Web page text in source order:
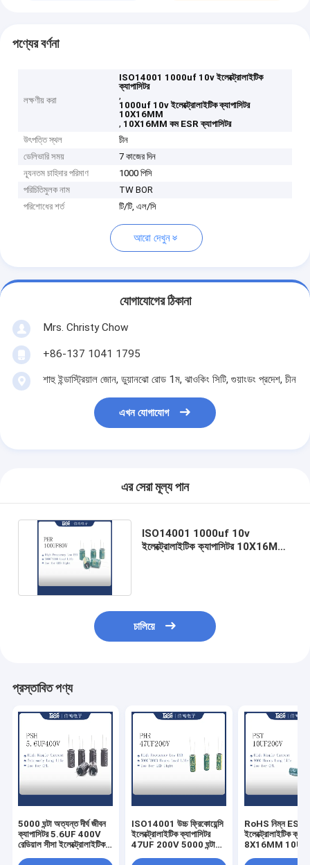
পণ্যের বর্ণনা
লক্ষণীয় করা
ISO14001 1000uf 10v ইলেক্ট্রোলাইটিক
ক্যাপাসিটর
,
1000uf 10v ইলেক্ট্রোলাইটিক ক্যাপাসিটর
10X16MM
, 10X16MM কম ESR ক্যাপাসিটর
উৎপত্তি স্থল
চীন
ডেলিভারি সময়
7 কাজের দিন
ন্যূনতম চাহিদার পরিমাণ
1000 পিসি
পরিচিতিমুলক নাম
TW BOR
পরিশোধের শর্ত
টি/টি, এল/সি
আরো দেখুন
যোগাযোগের ঠিকানা
Mrs. Christy Chow
+86-137 1041 1795
শাহু ইন্ডাস্ট্রিয়াল জোন, ডুয়ানঝো রোড 1ম, ঝাওকিং সিটি, গুয়াংডং প্রদেশ, চীন
এখন যোগাযোগ
এর সেরা মূল্য পান
ISO14001 1000uf 10v
ইলেক্ট্রোলাইটিক ক্যাপাসিটর 10X16MM
চালিয়ে
প্রস্তাবিত পণ্য
5000 ঘন্টা অত্যন্ত দীর্ঘ জীবন
ক্যাপাসিটর 5.6UF 400V
রেডিয়াল সীসা ইলেক্ট্রোলাইটিক
ISO14001 উচ্চ ফ্রিকোয়েন্সি
ইলেক্ট্রোলাইটিক ক্যাপাসিটর
47UF 200V 5000 ঘন্টা
RoHS নিম্ন ESR
ইলেক্ট্রোলাইটিক
8X16MM